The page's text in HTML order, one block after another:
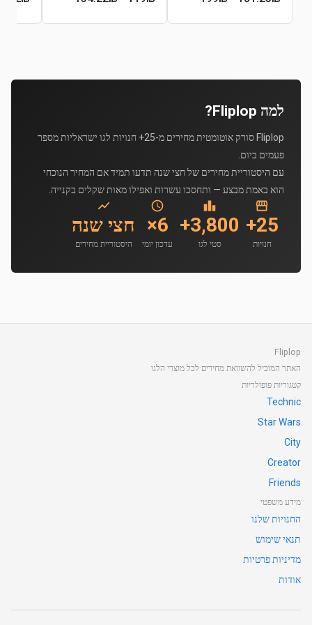
למה Fliplop?
Fliplop סורק אוטומטית מחירים מ-25+ חנויות לגו ישראליות מספר
פעמים ביום.
עם היסטוריית מחירים של חצי שנה תדעו תמיד אם המחיר הנוכחי
הוא באמת מבצע — ותחסכו עשרות ואפילו מאות שקלים בקנייה.
25+
חנויות
3,800+
סטי לגו
6×
עדכון יומי
חצי שנה
היסטוריית מחירים
Fliplop
האתר המוביל להשוואת מחירים לכל מוצרי הלגו
קטגוריות פופולריות
Technic
Star Wars
City
Creator
Friends
מידע משפטי
החנויות שלנו
תנאי שימוש
מדיניות פרטיות
אודות